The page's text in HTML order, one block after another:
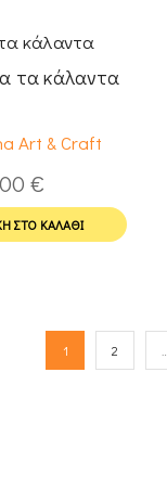
τα κάλαντα
Art & Craft
€
ΣΤΟ ΚΑΛΆΘΙ
1 2